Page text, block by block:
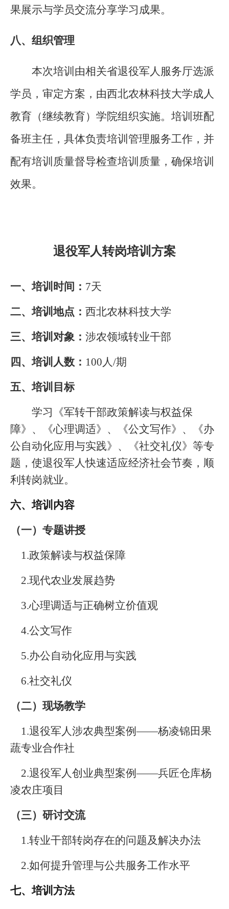
果展示与学员交流分享学习成果。
八、组织管理
本次培训由相关省退役军人服务厅选派
学员，审定方案，由西北农林科技大学成人
教育（继续教育）学院组织实施。培训班配
备班主任，具体负责培训管理服务工作，并
配有培训质量督导检查培训质量，确保培训
效果。
退役军人转岗培训方案
一、培训时间： 7天
二、培训地点： 西北农林科技大学
三、培训对象： 涉农领域转业干部
四、培训人数： 100人/期
五、培训目标
学习《军转干部政策解读与权益保
障》、《心理调适》、《公文写作》、《办
公自动化应用与实践》、《社交礼仪》等专
题，使退役军人快速适应经济社会节奏，顺
利转岗就业。
六、培训内容
（一）专题讲授
1.政策解读与权益保障
2.现代农业发展趋势
3.心理调适与正确树立价值观
4.公文写作
5.办公自动化应用与实践
6.社交礼仪
（二）现场教学
1.退役军人涉农典型案例——杨凌锦田果
蔬专业合作社
2.退役军人创业典型案例——兵匠仓库杨
凌农庄项目
（三）研讨交流
1.转业干部转岗存在的问题及解决办法
2.如何提升管理与公共服务工作水平
七、培训方法